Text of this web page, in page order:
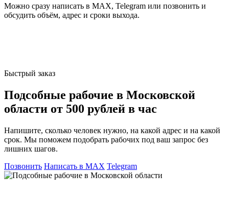
Можно сразу написать в MAX, Telegram или позвонить и
обсудить объём, адрес и сроки выхода.
Быстрый заказ
Подсобные рабочие в Московской
области от 500 рублей в час
Напишите, сколько человек нужно, на какой адрес и на какой
срок. Мы поможем подобрать рабочих под ваш запрос без
лишних шагов.
Позвонить Написать в MAX Telegram